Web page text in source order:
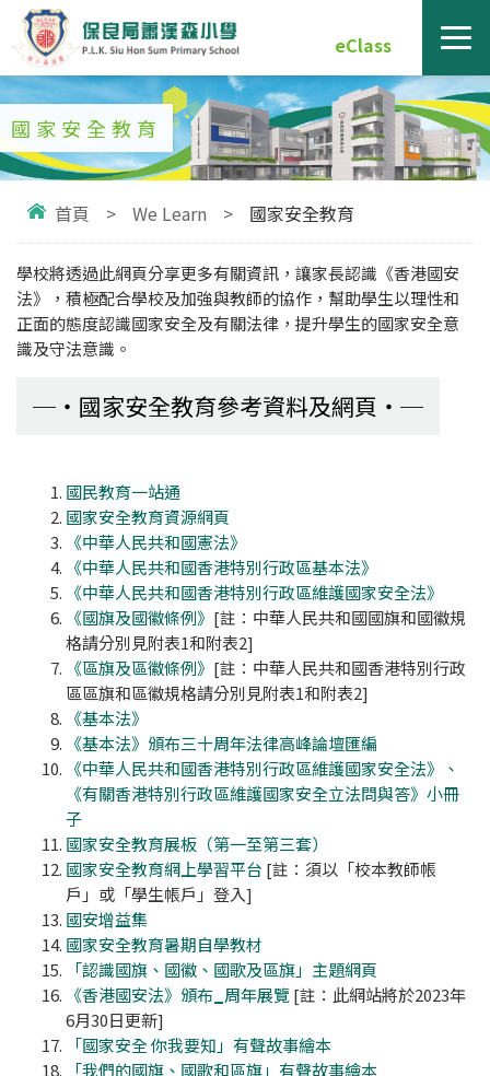
eClass
國家安全教育
首頁 > We Learn > 國家安全教育
學校將透過此網頁分享更多有關資訊，讓家長認識《香港國安
法》，積極配合學校及加強與教師的協作，幫助學生以理性和
正面的態度認識國家安全及有關法律，提升學生的國家安全意
識及守法意識。
國家安全教育參考資料及網頁
國民教育一站通
國家安全教育資源網頁
《中華人民共和國憲法》
《中華人民共和國香港特別行政區基本法》
《中華人民共和國香港特別行政區維護國家安全法》
《國旗及國徽條例》 [註：中華人民共和國國旗和國徽規
格請分別見附表1和附表2]
《區旗及區徽條例》 [註：中華人民共和國香港特別行政
區區旗和區徽規格請分別見附表1和附表2]
《基本法》
《基本法》頒布三十周年法律高峰論壇匯編
《中華人民共和國香港特別行政區維護國家安全法》、
《有關香港特別行政區維護國家安全立法問與答》小冊
子
國家安全教育展板（第一至第三套）
國家安全教育網上學習平台 [註：須以「校本教師帳
戶」或「學生帳戶」登入]
國安增益集
國家安全教育暑期自學教材
「認識國旗、國徽、國歌及區旗」主題網頁
《香港國安法》頒布 周年展覽[註：此網站將於2023年
6月30日更新]
「國家安全 你我要知」有聲故事繪本
「我們的國旗、國歌和區旗」有聲故事繪本